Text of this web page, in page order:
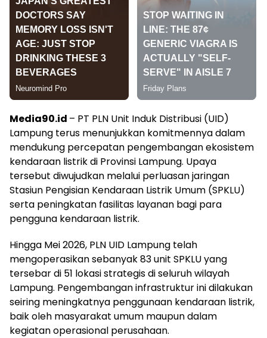
Media90.id – PT PLN Unit Induk Distribusi (UID)
Lampung terus menunjukkan komitmennya dalam
mendukung percepatan pengembangan ekosistem
kendaraan listrik di Provinsi Lampung. Upaya
tersebut diwujudkan melalui perluasan jaringan
Stasiun Pengisian Kendaraan Listrik Umum (SPKLU)
serta peningkatan fasilitas layanan bagi para
pengguna kendaraan listrik.
Hingga Mei 2026, PLN UID Lampung telah
mengoperasikan sebanyak 83 unit SPKLU yang
tersebar di 51 lokasi strategis di seluruh wilayah
Lampung. Pengembangan infrastruktur ini dilakukan
seiring meningkatnya penggunaan kendaraan listrik,
baik oleh masyarakat umum maupun dalam
kegiatan operasional perusahaan.